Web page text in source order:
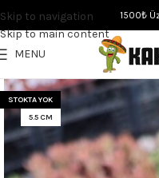
Skip to navigation
Skip to main content
1500₺
MENU
STOKTA YOK
5.5 CM